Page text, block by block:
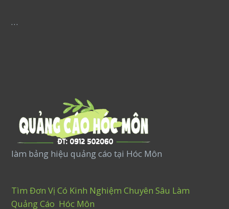
…
làm bảng hiệu quảng cáo tại Hóc Môn
Tìm Đơn Vị Có Kinh Nghiệm Chuyên Sâu Làm
Quảng Cáo Hóc Môn